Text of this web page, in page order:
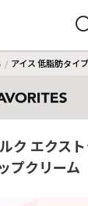
アイス 低脂肪タイ
ク エクス
プクリーム